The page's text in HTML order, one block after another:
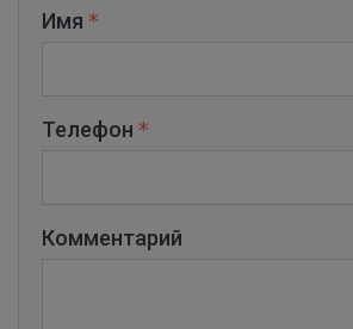
Имя
Телефон
Комментарий